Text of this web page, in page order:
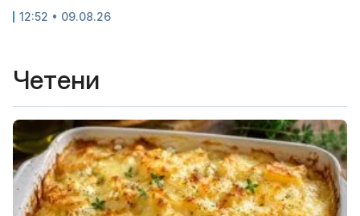
12:52 • 09.08.26
Четени